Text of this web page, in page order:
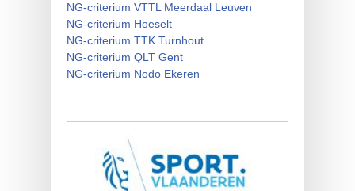
NG-criterium VTTL Meerdaal Leuven
NG-criterium Hoeselt
NG-criterium TTK Turnhout
NG-criterium QLT Gent
NG-criterium Nodo Ekeren